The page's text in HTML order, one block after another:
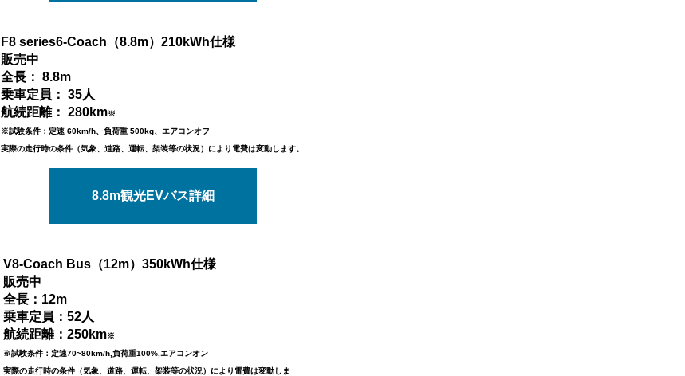
F8 series6-Coach（8.8m）210kWh仕様
販売中
全長： 8.8m
乗車定員： 35人
航続距離： 280km※
※試験条件： 定速 60km/h、負荷重 500kg、エアコンオフ
実際の走行時の条件（気象、道路、運転、架装等の状況）により電費は変動します。
8.8m観光EVバス詳細
V8-Coach Bus（12m）350kWh仕様
販売中
全長：12m
乗車定員：52人
航続距離：250km※
※試験条件：定速70~80km/h,負荷重100%,エアコンオン
実際の走行時の条件（気象、道路、運転、架装等の状況）により電費は変動しま